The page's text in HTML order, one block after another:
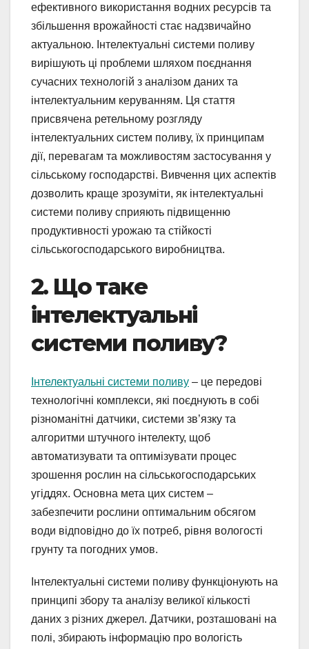
ефективного використання водних ресурсів та
збільшення врожайності стає надзвичайно
актуальною. Інтелектуальні системи поливу
вирішують ці проблеми шляхом поєднання
сучасних технологій з аналізом даних та
інтелектуальним керуванням. Ця стаття
присвячена ретельному розгляду
інтелектуальних систем поливу, їх принципам
дії, перевагам та можливостям застосування у
сільському господарстві. Вивчення цих аспектів
дозволить краще зрозуміти, як інтелектуальні
системи поливу сприяють підвищенню
продуктивності урожаю та стійкості
сільськогосподарського виробництва.
2. Що таке
інтелектуальні
системи поливу?
Інтелектуальні системи поливу – це передові
технологічні комплекси, які поєднують в собі
різноманітні датчики, системи зв’язку та
алгоритми штучного інтелекту, щоб
автоматизувати та оптимізувати процес
зрошення рослин на сільськогосподарських
угіддях. Основна мета цих систем –
забезпечити рослини оптимальним обсягом
води відповідно до їх потреб, рівня вологості
грунту та погодних умов.
Інтелектуальні системи поливу функціонують на
принципі збору та аналізу великої кількості
даних з різних джерел. Датчики, розташовані на
полі, збирають інформацію про вологість